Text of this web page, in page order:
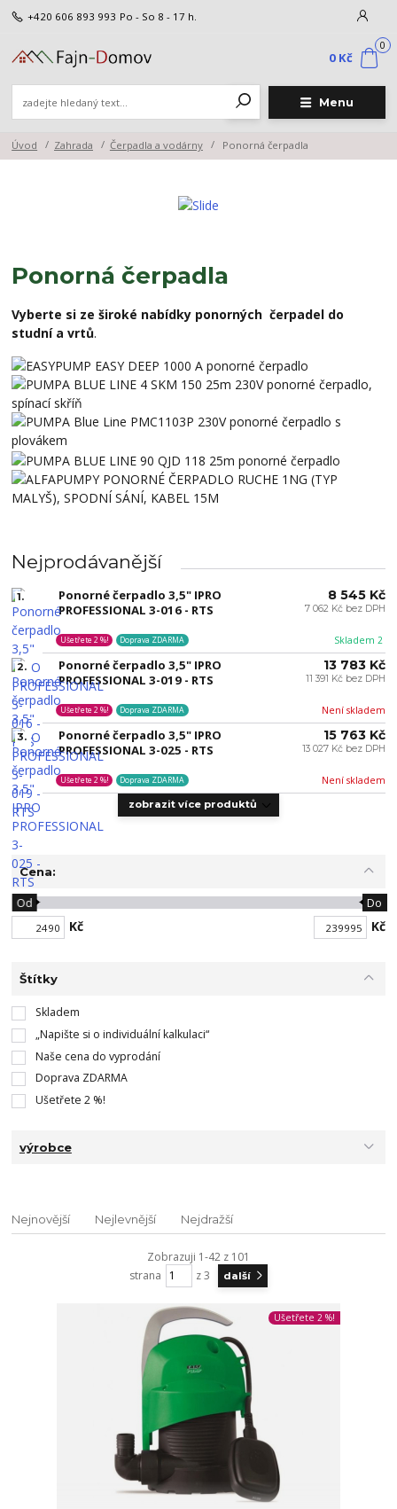
Menu
+420 606 893 993 Po - So 8 - 17 h.
0
0 Kč
Úvod Zahrada Čerpadla a vodárny Ponorná čerpadla
Ponorná čerpadla
Vyberte si ze široké nabídky ponorných čerpadel do
studní a vrtů.
Nejprodávanější
1.
Ponorné čerpadlo 3,5" IPRO
PROFESSIONAL 3-016 - RTS
Skladem 2
Ušetřete 2 %! Doprava ZDARMA
8 545 Kč
7 062 Kč bez DPH
2.
Ponorné čerpadlo 3,5" IPRO
PROFESSIONAL 3-019 - RTS
Není skladem
Ušetřete 2 %! Doprava ZDARMA
13 783 Kč
11 391 Kč bez DPH
3.
Ponorné čerpadlo 3,5" IPRO
PROFESSIONAL 3-025 - RTS
Není skladem
Ušetřete 2 %! Doprava ZDARMA
15 763 Kč
13 027 Kč bez DPH
zobrazit více produktů
Cena:
Kč
Od Do
Kč
Štítky
Skladem
„Napište si o individuální kalkulaci“
Naše cena do vyprodání
Doprava ZDARMA
Ušetřete 2 %!
výrobce
Nejnovější Nejlevnější Nejdražší
Zobrazuji 1-42 z 101
strana
z 3 další
Ušetřete 2 %!